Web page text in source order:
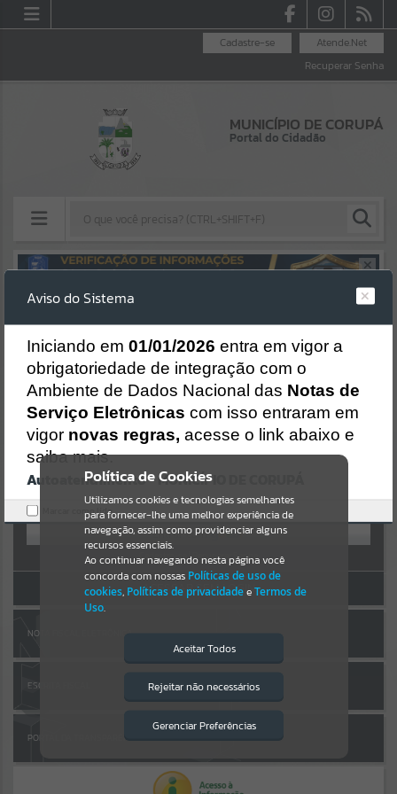
Atende.Net
Cadastre-se
Recuperar Senha
MUNICÍPIO DE CORUPÁ
Portal do Cidadão
Resultados para""
Portais
Por favor, aguarde...
NOTÍCIAS
Por favor, aguarde...
Por favor, aguarde...
SERVIÇOS
PÁGINAS
AUTOATENDIMENTO
OU
Cadastre-se|Recuperar Senha
ACESSAR SEM LOGIN
NOTA FISCAL ELETRÔNICA
ESCRITA FISCAL
PORTAL DA TRANSPARÊNCIA
Política de Cookies
Utilizamos cookies e tecnologias semelhantes
para fornecer-lhe uma melhor experiência de
navegação, assim como providenciar alguns
recursos essenciais.
Ao continuar navegando nesta página você
concorda com nossas Políticas de uso de
cookies, Políticas de privacidadeeTermos de
Uso.
Aceitar Todos
Rejeitar não necessários
Gerenciar Preferências
Isto significa que diversos recursos
providenciados poderão não estar
Aviso do Sistema
Iniciando em 01/01/2026 entra em vigor a
obrigatoriedade de integração com o
Ambiente de Dados Nacional das Notas de
Serviço Eletrônicas com isso entraram em
vigor novas regras, acesse o link abaixo e
saiba mais.
Autoatendimento - MUNICÍPIO DE CORUPÁ
Marcar como lido.
Erro
Gerenciamento do Sistema
CÓDIGO DA MENSAGEM:
Ocorreu um erro de script:
Uncaught SyntaxError: Unexpected token '('
https://corupa.atende.net/cidadao/pagina/static/bundle/wpo_index
_2_base_l2_portal_editores_sync_dd63a725aa1a3e42e62571aa199b6
7e2.js?v=816ac05d:47
Verificar Mais Detalhes